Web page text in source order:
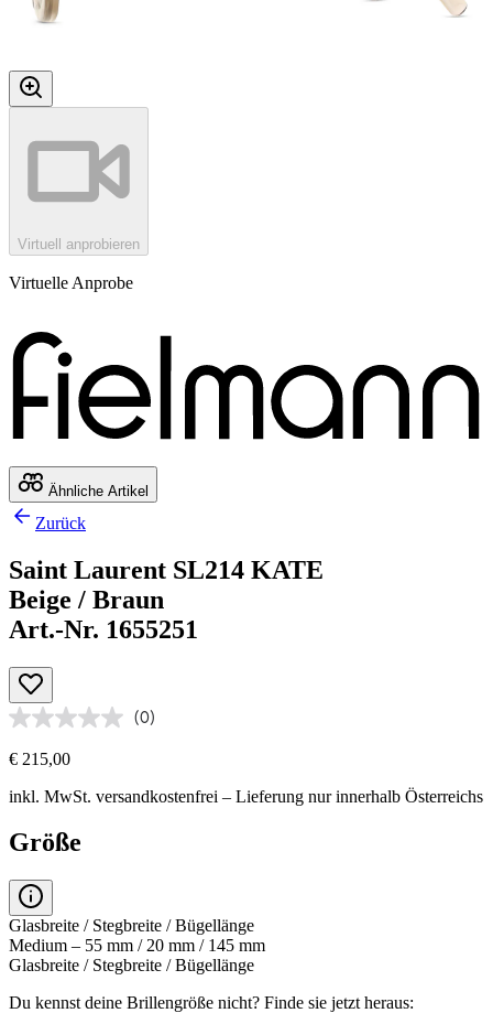
Virtuell anprobieren
Virtuelle Anprobe
Ähnliche Artikel
Zurück
Saint Laurent SL214 KATE
Beige / Braun
Art.-Nr. 1655251
(0)
€ 215,00
inkl. MwSt. versandkostenfrei – Lieferung nur innerhalb Österreichs
Größe
Glasbreite / Stegbreite / Bügellänge
Medium – 55 mm / 20 mm / 145 mm
Glasbreite / Stegbreite / Bügellänge
Du kennst deine Brillengröße nicht? Finde sie jetzt heraus: